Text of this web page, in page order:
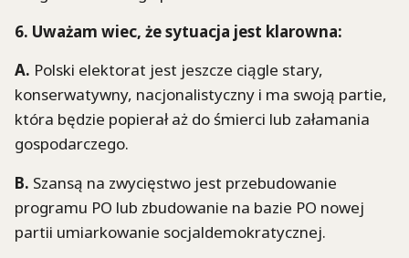
6. Uważam wiec, że sytuacja jest klarowna:
A. Polski elektorat jest jeszcze ciągle stary,
konserwatywny, nacjonalistyczny i ma swoją partie,
która będzie popierał aż do śmierci lub załamania
gospodarczego.
B. Szansą na zwycięstwo jest przebudowanie
programu PO lub zbudowanie na bazie PO nowej
partii umiarkowanie socjaldemokratycznej.